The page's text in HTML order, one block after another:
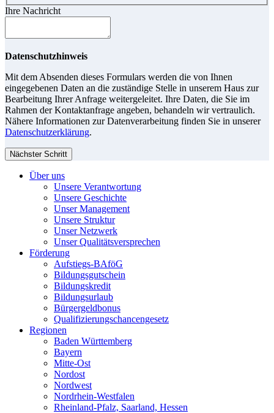
Ihre Nachricht
Datenschutzhinweis
Mit dem Absenden dieses Formulars werden die von Ihnen
eingegebenen Daten an die zuständige Stelle in unserem Haus zur
Bearbeitung Ihrer Anfrage weitergeleitet. Ihre Daten, die Sie im
Rahmen der Kontaktanfrage angeben, behandeln wir vertraulich.
Nähere Informationen zur Datenverarbeitung finden Sie in unserer
Datenschutzerklärung.
Nächster Schritt
Über uns
Unsere Verantwortung
Unsere Geschichte
Unser Management
Unsere Struktur
Unser Netzwerk
Unser Qualitätsversprechen
Förderung
Aufstiegs-BAföG
Bildungsgutschein
Bildungskredit
Bildungsurlaub
Bürgergeldbonus
Qualifizierungschancengesetz
Regionen
Baden Württemberg
Bayern
Mitte-Ost
Nordost
Nordwest
Nordrhein-Westfalen
Rheinland-Pfalz, Saarland, Hessen